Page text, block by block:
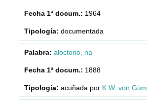
1964
documentada
alóctono, na
1888
acuñada por K.W. von